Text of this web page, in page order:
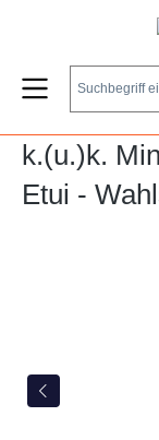
Zum Hauptinhalt
k.(u.)k.
Etui -